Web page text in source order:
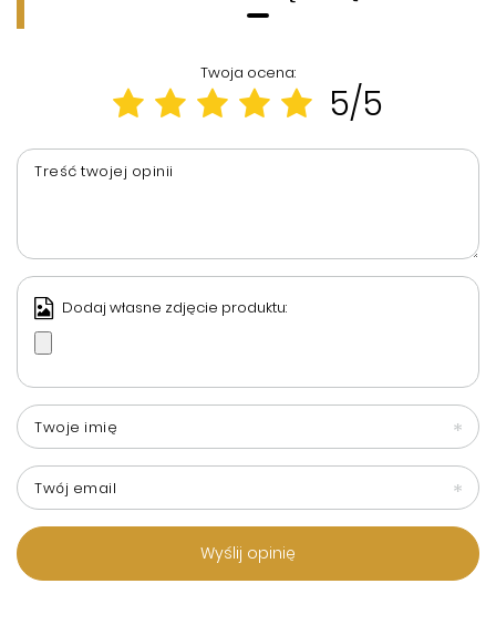
Twoja ocena:
5/5
Treść twojej opinii
Dodaj własne zdjęcie produktu:
Twoje imię
Twój email
Wyślij opinię